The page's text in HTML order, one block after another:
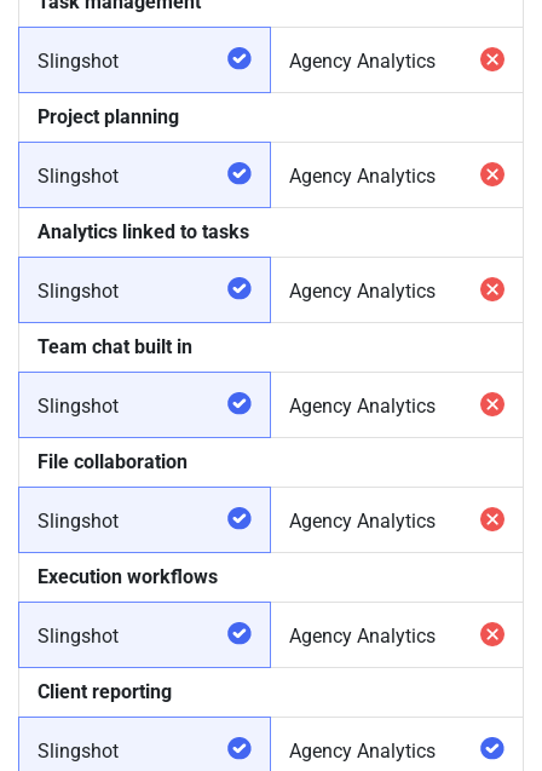
Slingshot Agency Analytics
Project planning
Slingshot Agency Analytics
Analytics linked to tasks
Slingshot Agency Analytics
Team chat built in
Slingshot Agency Analytics
File collaboration
Slingshot Agency Analytics
Execution workflows
Slingshot Agency Analytics
Client reporting
Slingshot Agency Analytics